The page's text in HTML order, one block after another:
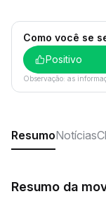
Como você se
Positivo
Observação: as
ResumoNotícias
Resumo da